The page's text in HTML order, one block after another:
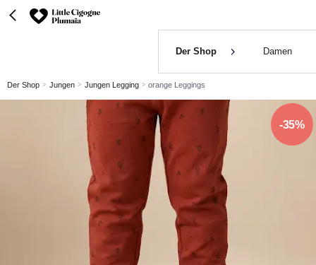
Der Shop Damen
Der Shop Jungen Jungen Legging orange Leggings
-35%